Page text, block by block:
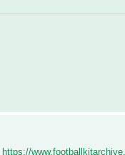
https://